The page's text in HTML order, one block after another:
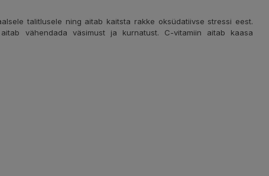
talitlusele ning aitab kaitsta rakke oksüdatiivse stressi eest.
vähendada väsimust ja kurnatust. C-vitamiin aitab kaasa